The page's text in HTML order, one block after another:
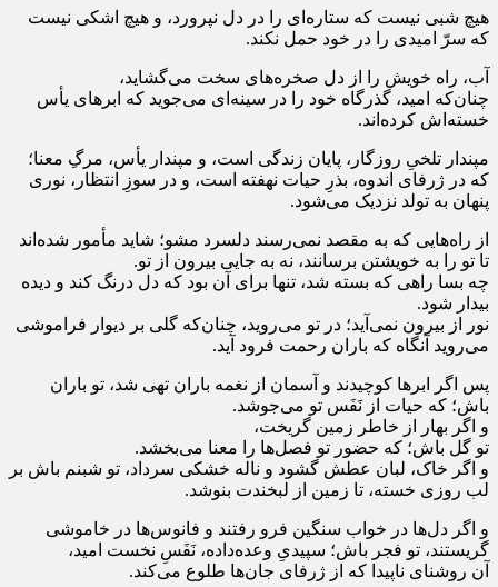
هیچ شبی نیست که ستاره‌ای را در دل نپرورد، و هیچ اشکی نیست
که سرّ امیدی را در خود حمل نکند.
آب، راه خویش را از دل صخره‌های سخت می‌گشاید،
چنان‌که امید، گذرگاه خود را در سینه‌ای می‌جوید که ابرهای یأس
خسته‌اش کرده‌اند.
مپندار تلخیِ روزگار، پایان زندگی است، و مپندار یأس، مرگِ معنا؛
که در ژرفای اندوه، بذرِ حیات نهفته است، و در سوزِ انتظار، نوری
پنهان به تولد نزدیک می‌شود.
از راه‌هایی که به مقصد نمی‌رسند دلسرد مشو؛ شاید مأمور شده‌اند
تا تو را به خویشتن برسانند، نه به جایی بیرون از تو.
چه بسا راهی که بسته شد، تنها برای آن بود که دل درنگ کند و دیده
بیدار شود.
نور از بیرون نمی‌آید؛ در تو می‌روید، چنان‌که گلی بر دیوار فراموشی
می‌روید آنگاه که باران رحمت فرود آید.
پس اگر ابرها کوچیدند و آسمان از نغمه باران تهی شد، تو باران
باش؛ که حیات از نَفَس تو می‌جوشد.
و اگر بهار از خاطر زمین گریخت،
تو گل باش؛ که حضور تو فصل‌ها را معنا می‌بخشد.
و اگر خاک، لبان عطش گشود و ناله خشکی سرداد، تو شبنم باش بر
لب روزی خسته، تا زمین از لبخندت بنوشد.
و اگر دل‌ها در خواب سنگین فرو رفتند و فانوس‌ها در خاموشی
گریستند، تو فجر باش؛ سپیدیِ وعده‌داده، نَفَسِ نخست امید،
آن روشنای ناپیدا که از ژرفای جان‌ها طلوع می‌کند.